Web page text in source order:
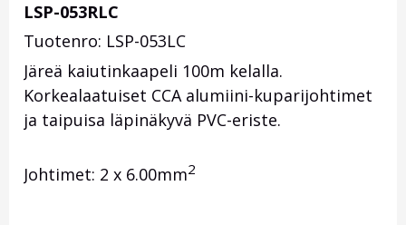
LSP-053RLC
Tuotenro: LSP-053LC
Järeä kaiutinkaapeli 100m kelalla.
Korkealaatuiset CCA alumiini-kuparijohtimet
ja taipuisa läpinäkyvä PVC-eriste.
Johtimet: 2 x 6.00mm2